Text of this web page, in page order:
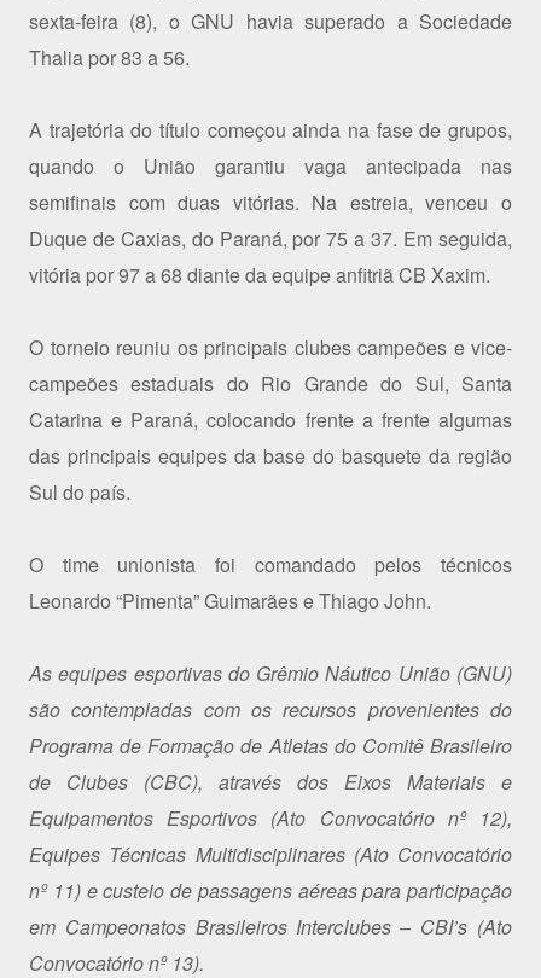
sexta-feira (8), o GNU havia superado a Sociedade
Thalia por 83 a 56.
A trajetória do título começou ainda na fase de grupos,
quando o União garantiu vaga antecipada nas
semifinais com duas vitórias. Na estreia, venceu o
Duque de Caxias, do Paraná, por 75 a 37. Em seguida,
vitória por 97 a 68 diante da equipe anfitriã CB Xaxim.
O torneio reuniu os principais clubes campeões e vice-
campeões estaduais do Rio Grande do Sul, Santa
Catarina e Paraná, colocando frente a frente algumas
das principais equipes da base do basquete da região
Sul do país.
O time unionista foi comandado pelos técnicos
Leonardo “Pimenta” Guimarães e Thiago John.
As equipes esportivas do Grêmio Náutico União (GNU)
são contempladas com os recursos provenientes do
Programa de Formação de Atletas do Comitê Brasileiro
de Clubes (CBC), através dos Eixos Materiais e
Equipamentos Esportivos (Ato Convocatório nº 12),
Equipes Técnicas Multidisciplinares (Ato Convocatório
nº 11) e custeio de passagens aéreas para participação
em Campeonatos Brasileiros Interclubes – CBI’s (Ato
Convocatório nº 13).